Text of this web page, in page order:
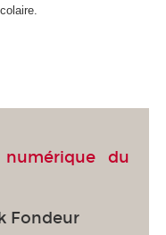
du
Fondeur